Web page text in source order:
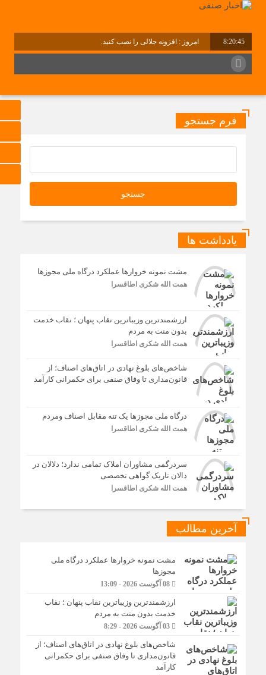
8:20:45 امروز : افزونه جلالی را نصب کنید.
فرم جستجو
یادداشت ها
مشت نمونه خروارها عملکرد درگاه ملی مجوزها
همت الله شکری اطاقسرا
ارزشمندترین وزیباترین نقاب پنهان ؛ نقاب خدمت
بدون منت به مردم
همت الله شکری اطاقسرا
شاخص‌های بلوغ نهادی در اتاق‌های اصناف؛ از
قانون‌مداری تا وفاق صنفی برای حکمرانی کارآمد
درگاه ملی مجوزها یک تنه مقابل اصناف ومردم
همت الله شکری اطاقسرا
سردرگمی مشاوران املاک تمامی ندارد؛ دلالان در
دالان تاریک گواهی تخصصی
همت الله شکری اطاقسرا
آخرین مطالب
مشت نمونه خروارها عملکرد درگاه ملی
مجوزها
08 آگوست 2026 - 13:09
ارزشمندترین وزیباترین نقاب پنهان ؛ نقاب
خدمت بدون منت به مردم
03 آگوست 2026 - 8:29
شاخص‌های بلوغ نهادی در اتاق‌های اصناف؛ از
قانون‌مداری تا وفاق صنفی برای حکمرانی
کارآمد